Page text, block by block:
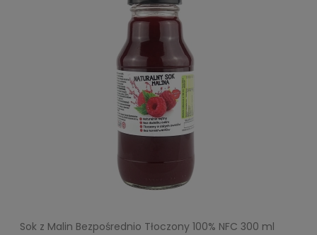
Sok z Malin Bezpośrednio Tłoczony 100% NFC 300 ml